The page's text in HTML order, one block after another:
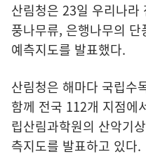
산림청은 23일 우리나라
풍나무류, 은행나무의
예측지도를 발표했다.
산림청은 해마다 국립수
함께 전국 112개 지점에
립산림과학원의 산악기
측지도를 발표하고 있다.